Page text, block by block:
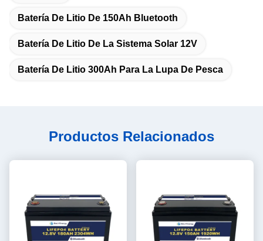
Batería De Litio De 150Ah Bluetooth
Batería De Litio De La Sistema Solar 12V
Batería De Litio 300Ah Para La Lupa De Pesca
Productos Relacionados